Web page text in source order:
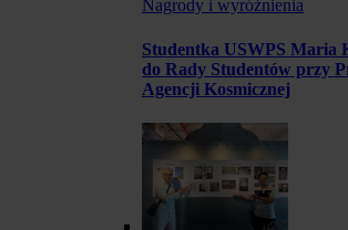
Nagrody i wyróżnienia
Studentka USWPS Maria
do Rady Studentów przy
Agencji Kosmicznej